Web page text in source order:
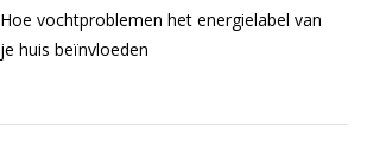
Hoe vochtproblemen het energielabel van
je huis beïnvloeden